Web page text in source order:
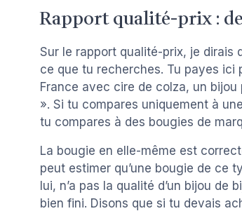
Rapport qualité-prix :
Sur le rapport qualité-prix, je dirais
ce que tu recherches. Tu payes ici
France avec cire de colza, un
». Si tu compares uniquement à
tu compares à des bougies de
La bougie en elle-même est
peut estimer qu’une bougie de ce
lui, n’a pas la qualité d’un bijou
bien fini. Disons que si tu devais